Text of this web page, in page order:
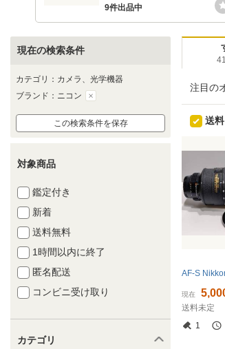
9件出品中
現在の検索条件
カテゴリ：カメラ、光学機器
ブランド：ニコン
この検索条件を保存
対象商品
鑑定付き
新着
送料無料
1時間以内に終了
匿名配送
コンビニ受け取り
カテゴリ
注目の
送
現在
送料未定
1